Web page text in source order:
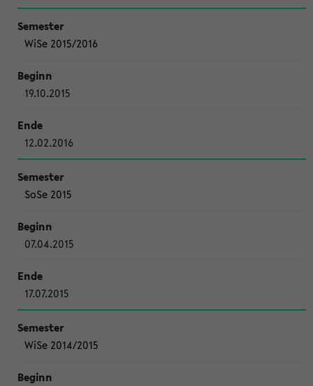
WiSe 2015/2016
19.10.2015
12.02.2016
SoSe 2015
07.04.2015
17.07.2015
WiSe 2014/2015